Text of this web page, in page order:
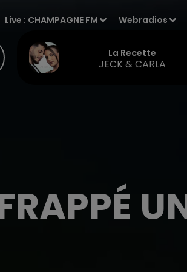
Live : CHAMPAGNE FM Webradios
La Recette
JECK & CARLA